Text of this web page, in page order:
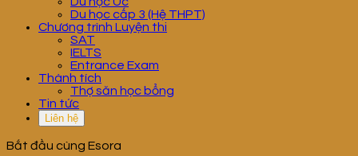
Du học cấp 3 (Hệ THPT)
Chương trình Luyện thi
SAT
IELTS
Entrance Exam
Thành tích
Thợ săn học bổng
Tin tức
Liên hệ
Bắt đầu cùng Esora